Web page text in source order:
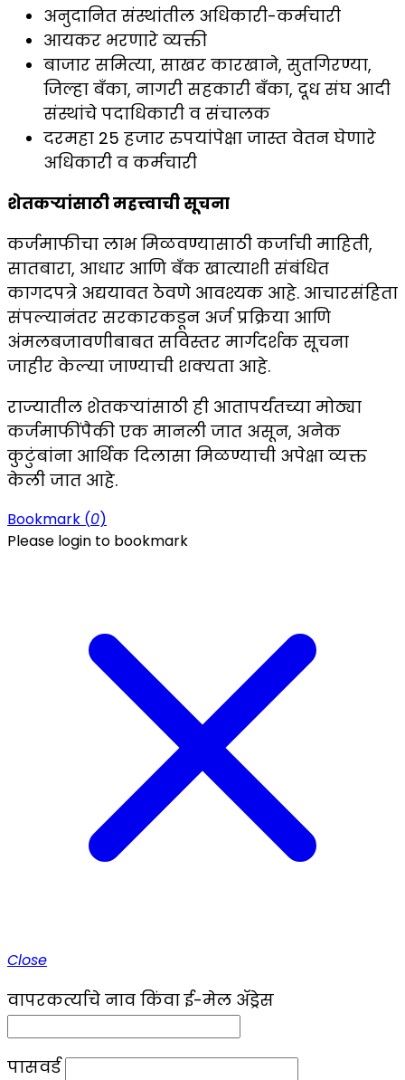
अनुदानित संस्थांतील अधिकारी-कर्मचारी
आयकर भरणारे व्यक्ती
बाजार समित्या, साखर कारखाने, सुतगिरण्या,
जिल्हा बँका, नागरी सहकारी बँका, दूध संघ आदी
संस्थांचे पदाधिकारी व संचालक
दरमहा 25 हजार रुपयांपेक्षा जास्त वेतन घेणारे
अधिकारी व कर्मचारी
शेतकऱ्यांसाठी महत्त्वाची सूचना
कर्जमाफीचा लाभ मिळवण्यासाठी कर्जाची माहिती,
सातबारा, आधार आणि बँक खात्याशी संबंधित
कागदपत्रे अद्ययावत ठेवणे आवश्यक आहे. आचारसंहिता
संपल्यानंतर सरकारकडून अर्ज प्रक्रिया आणि
अंमलबजावणीबाबत सविस्तर मार्गदर्शक सूचना
जाहीर केल्या जाण्याची शक्यता आहे.
राज्यातील शेतकऱ्यांसाठी ही आतापर्यंतच्या मोठ्या
कर्जमाफींपैकी एक मानली जात असून, अनेक
कुटुंबांना आर्थिक दिलासा मिळण्याची अपेक्षा व्यक्त
केली जात आहे.
Bookmark (0)
Please login to bookmark
Close
वापरकर्त्याचे नाव किंवा ई-मेल ॲड्रेस
पासवर्ड